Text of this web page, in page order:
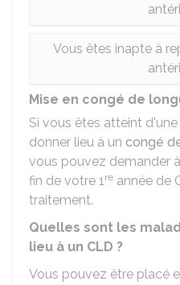
Vous êtes inapte à
Mise en congé de
Si vous êtes atteint
donner lieu à un congé
vous pouvez demander
fin de votre 1re année de
traitement.
Quelles sont les
lieu à un CLD ?
Vous pouvez être placé